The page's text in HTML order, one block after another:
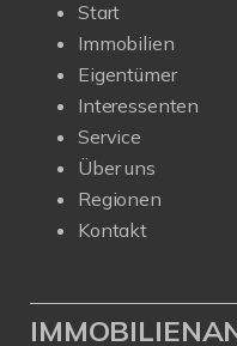
Start
Immobilien
Eigentümer
Interessenten
Service
Über uns
Regionen
Kontakt